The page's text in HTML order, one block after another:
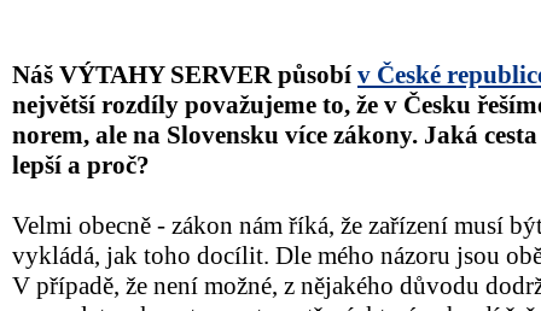
Náš VÝTAHY SERVER působí v České
největší rozdíly považujeme to, že v Česku
norem, ale na Slovensku více zákony. Jaká
lepší a proč?
Velmi obecně - zákon nám říká, že zařízení musí
vykládá, jak toho docílit. Dle mého názoru jsou
V případě, že není možné, z nějakého důvodu